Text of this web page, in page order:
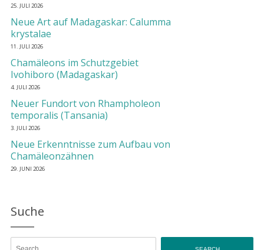
25. JULI 2026
Neue Art auf Madagaskar: Calumma
krystalae
11. JULI 2026
Chamäleons im Schutzgebiet
Ivohiboro (Madagaskar)
4. JULI 2026
Neuer Fundort von Rhampholeon
temporalis (Tansania)
3. JULI 2026
Neue Erkenntnisse zum Aufbau von
Chamäleonzähnen
29. JUNI 2026
Suche